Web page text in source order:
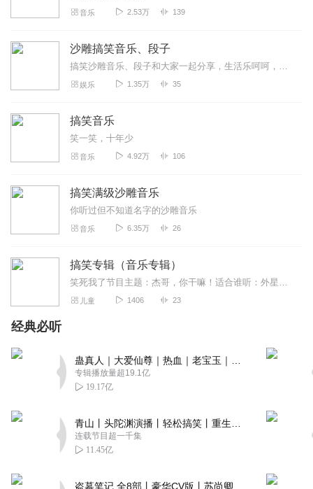
音乐 2.53万 139
沙雕搞笑音乐、段子
搞笑沙雕音乐、段子和大家一起分享，生活乐呵呵，每天笑一笑，没烦恼。
娱乐 1.35万 35
搞笑音乐
笑一笑，十年少
音乐 4.92万 106
搞笑满级沙雕音乐
你听过但不知道名字的沙雕音乐
音乐 6.35万 26
搞笑专辑（音乐专辑）
笑死我了节目主题：杰哥，你干嘛！适合谁听：外星人内容重点：冰冰反抗适合人群：满级人类更新頻率：一天n集把嘎牙路！！！！！冲啊！！杰哥你干嘛杰哥
儿童 1406 23
经典必听
专辑播放量超19.1亿
19.17亿
连载节目超一千集
11.45亿